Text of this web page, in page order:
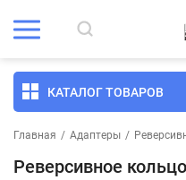
КАТАЛОГ ТОВАРОВ
Главная / Адаптеры /
Реверсивное